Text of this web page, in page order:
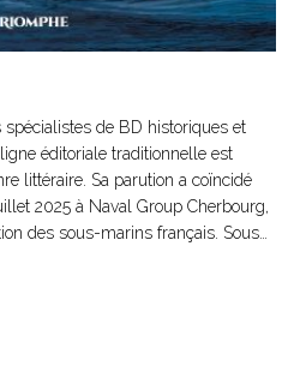
de BD historiques et
éditoriale traditionnelle est
littéraire. Sa parution a coïncidé
2025 à Naval Group Cherbourg,
des sous-marins français. Sous…